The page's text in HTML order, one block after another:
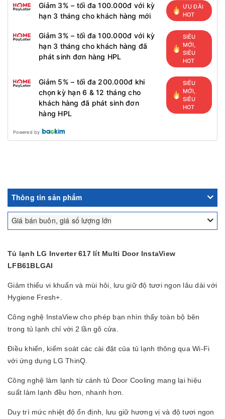
Giảm 3% – tối đa 100.000đ với kỳ
hạn 3 tháng cho khách hàng mới
ƯU ĐÃI
HOT
Giảm 3% – tối đa 100.000đ với kỳ
hạn 3 tháng cho khách hàng đã
phát sinh đơn hàng HPL
SIÊU
MỚI,
SIÊU
HOT
Giảm 5% – tối đa 200.000đ khi
chọn kỳ hạn 6 & 12 tháng cho
khách hàng đã phát sinh đơn
hàng HPL
SIÊU
MỚI,
SIÊU
HOT
Powered by
Thông tin sản phẩm
Giá bán buôn, giá số lượng lớn
Tủ lạnh LG Inverter 617 lít Multi Door InstaView
LFB61BLGAI
Giảm thiểu vi khuẩn và mùi hôi, lưu giữ độ tươi ngon lâu dài với
Hygiene Fresh+.
Công nghệ InstaView cho phép bạn nhìn thấy toàn bộ bên
trong tủ lạnh chỉ với 2 lần gõ cửa.
Điều khiển, kiểm soát các cài đặt của tủ lạnh thông qua Wi-Fi
với ứng dụng LG ThinQ.
Công nghệ làm lạnh từ cánh tủ Door Cooling mang lại hiệu
suất làm lạnh đều hơn, nhanh hơn.
Duy trì mức nhiệt độ ổn định, lưu giữ hương vị và độ tươi ngon